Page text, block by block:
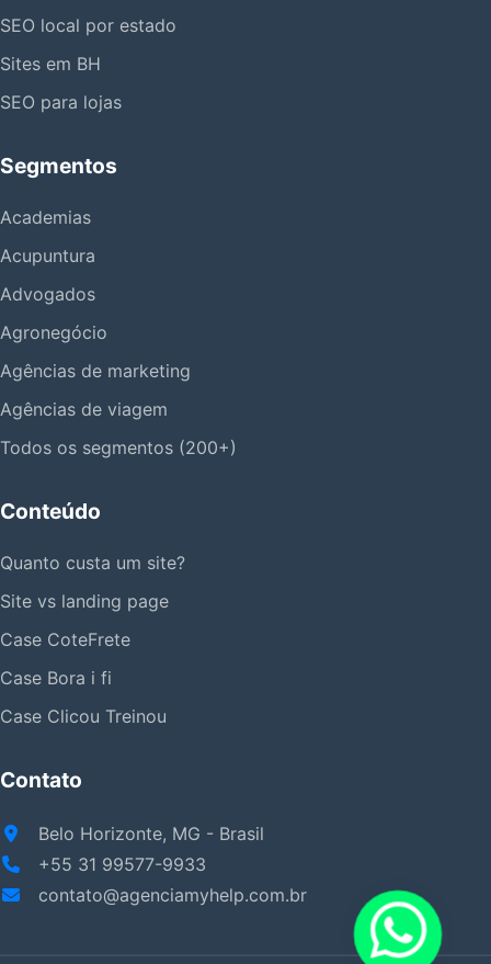
SEO local por estado
Sites em BH
SEO para lojas
Segmentos
Academias
Acupuntura
Advogados
Agronegócio
Agências de marketing
Agências de viagem
Todos os segmentos (200+)
Conteúdo
Quanto custa um site?
Site vs landing page
Case CoteFrete
Case Bora i fi
Case Clicou Treinou
Contato
Belo Horizonte, MG - Brasil
+55 31 99577-9933
contato@agenciamyhelp.com.br